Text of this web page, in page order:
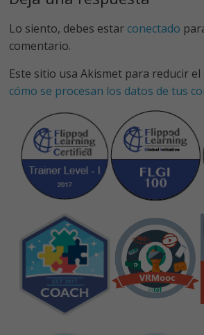
k p
Lo siento, debes estar conectado
comentario.
Este sitio usa Akismet para reducir
cómo se procesan los datos de tus